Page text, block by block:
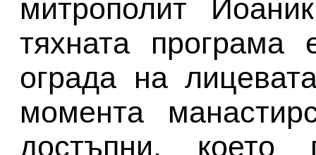
митрополит
тяхната програма
ограда на
момента
достъпни, което